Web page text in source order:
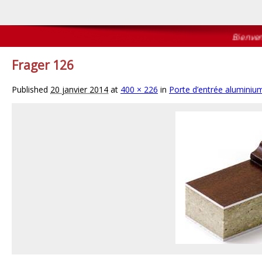
Frager 126
Published 20 janvier 2014 at 400 × 226 in Porte d’entrée